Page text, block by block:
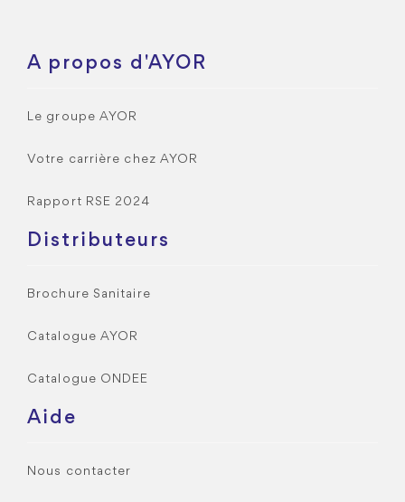
A propos d'AYOR
Le groupe AYOR
Votre carrière chez AYOR
Rapport RSE 2024
Distributeurs
Brochure Sanitaire
Catalogue AYOR
Catalogue ONDEE
Aide
Nous contacter